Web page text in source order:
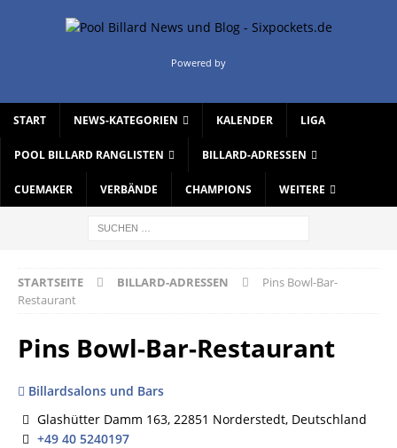
Powered by
START NEWS-KATEGORIEN KALENDER LIGA
POOL BILLARD RANGLISTEN BILLARD-ADRESSEN
CUEMAKER VERBÄNDE CHAMPIONS WEITERE
STARTSEITE BILLARD-ADRESSEN
Pins Bowl-Bar-
Restaurant
Pins Bowl-Bar-Restaurant
Billardsalons und Bars
Glashütter Damm 163, 22851 Norderstedt, Deutschland
+49 40 5240197